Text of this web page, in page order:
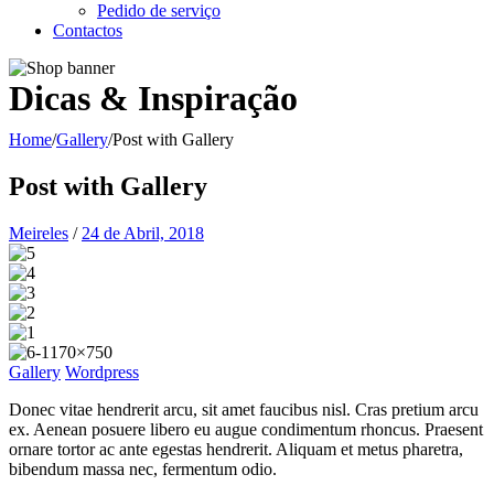
Pedido de serviço
Contactos
Dicas & Inspiração
Home/Gallery/Post with Gallery
Post with Gallery
Meireles / 24 de Abril, 2018
Gallery Wordpress
Donec vitae hendrerit arcu, sit amet faucibus nisl. Cras pretium arcu
ex. Aenean posuere libero eu augue condimentum rhoncus. Praesent
ornare tortor ac ante egestas hendrerit. Aliquam et metus pharetra,
bibendum massa nec, fermentum odio.